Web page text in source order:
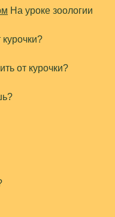
На уроке зоологии
от курочки?